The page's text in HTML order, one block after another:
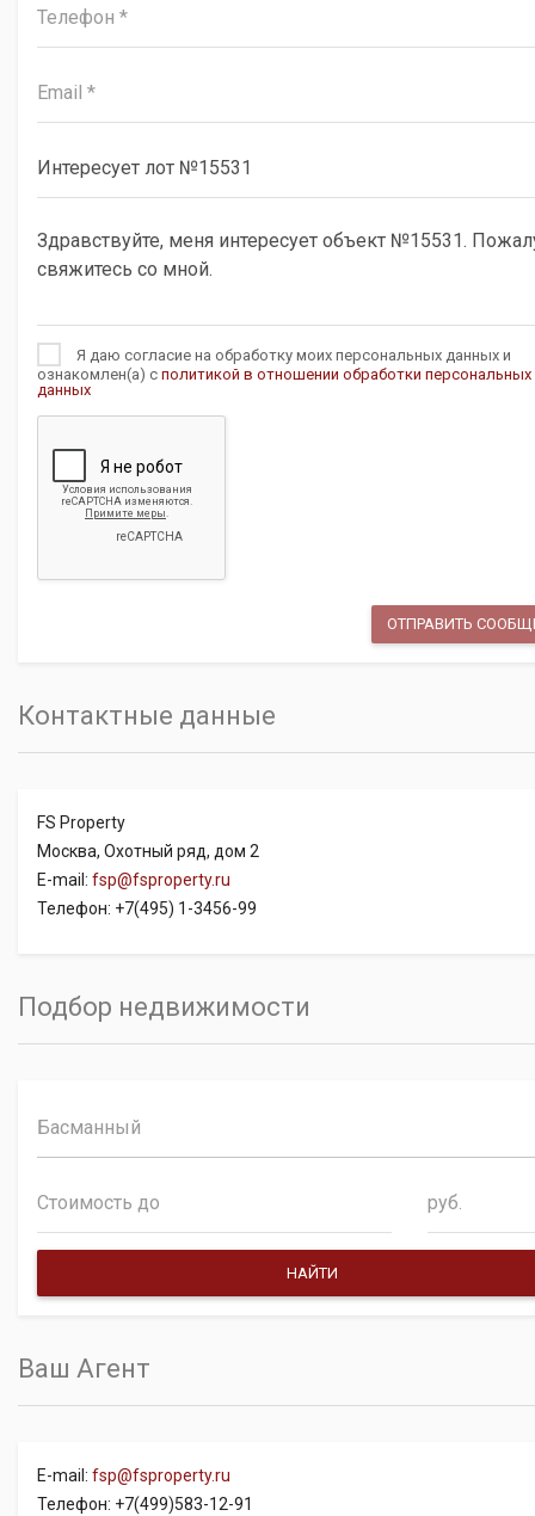
Я даю согласие на обработку моих персональных данных и
ознакомлен(а) с политикой в отношении обработки персональных
данных
Контактные данные
FS Property
Москва, Охотный ряд, дом 2
E-mail: fsp@fsproperty.ru
Телефон: +7(495) 1-3456-99
Подбор недвижимости
Басманный
руб.
Ваш Агент
E-mail: fsp@fsproperty.ru
Телефон: +7(499)583-12-91